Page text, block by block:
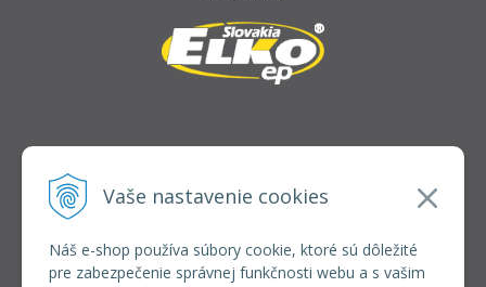
Vaše nastavenie cookies
Náš e-shop používa súbory cookie, ktoré sú dôležité
pre zabezpečenie správnej funkčnosti webu a s vašim
INFOLINKA
+421 37 6586 731